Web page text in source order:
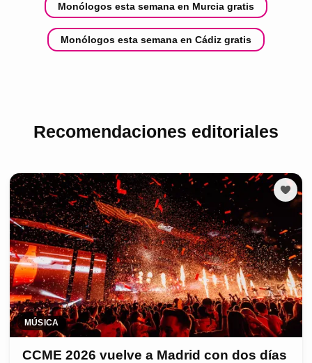
Monólogos esta semana en Murcia gratis
Monólogos esta semana en Cádiz gratis
Recomendaciones editoriales
MÚSICA
CCME 2026 vuelve a Madrid con dos días